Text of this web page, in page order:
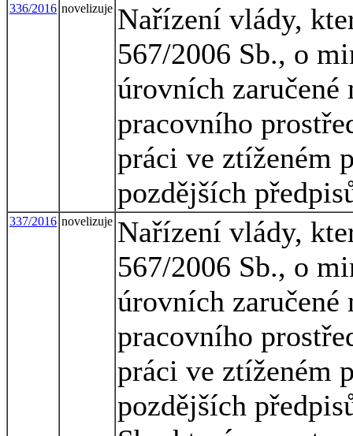
336/2016 novelizuje Nařízení vlády,
567/2006 Sb., o
úrovních zaručené
pracovního
práci ve ztíženém
pozdějších
337/2016 novelizuje Nařízení vlády,
567/2006 Sb., o
úrovních zaručené
pracovního
práci ve ztíženém
pozdějších